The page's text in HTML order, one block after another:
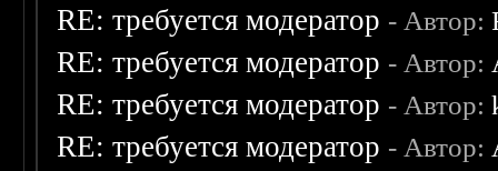
RE: требуется модератор - Автор:
RE: требуется модератор - Автор:
RE: требуется модератор - Автор:
RE: требуется модератор - Автор: